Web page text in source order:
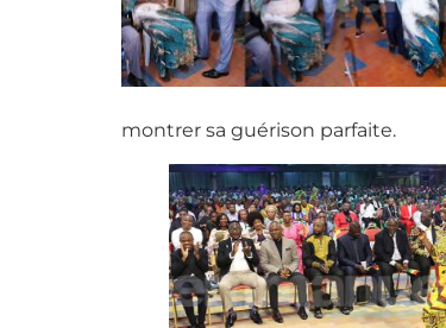
montrer sa guérison parfaite.